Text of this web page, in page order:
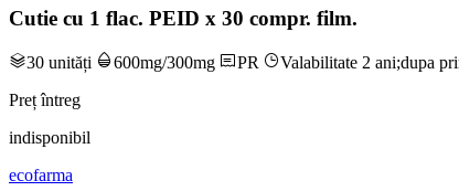
Cutie cu 1 flac. PEID x 30 compr. film.
30 unități 600mg/300mg PR Valabilitate 2 ani;dupa
Preț întreg
indisponibil
ecofarma